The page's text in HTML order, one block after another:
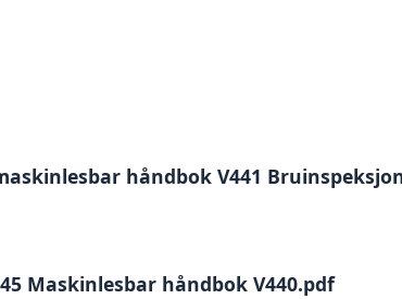
håndbok V441
Maskinlesbar håndbok V440.pdf